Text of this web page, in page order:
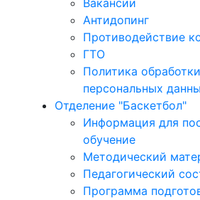
Вакансии
Антидопинг
Противодействие
ГТО
Политика
персональных
Отделение "Баскетбол"
Информация для
обучение
Методический
Педагогический
Программа